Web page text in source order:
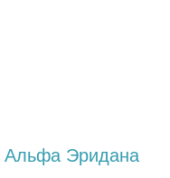
Альфа Эридана